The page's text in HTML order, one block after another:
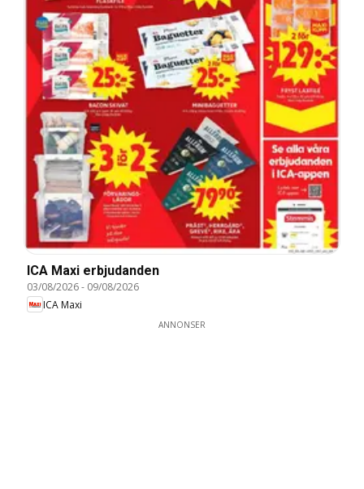
ICA Maxi erbjudanden
03/08/2026- 09/08/2026
ICA Maxi
ANNONSER